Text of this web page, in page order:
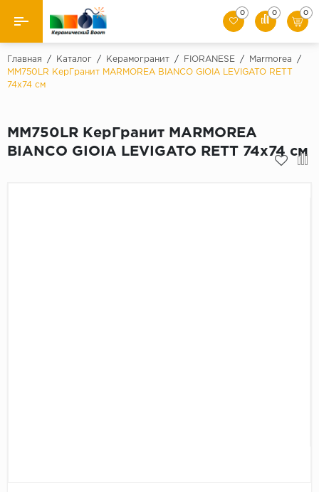
Назад
Производители
Керамогранит
0 0 0
Главная / Каталог / Керамогранит / FIORANESE / Marmorea
/
MM750LR КерГранит MARMOREA BIANCO GIOIA LEVIGATO RETT
74x74 см
MM750LR КерГранит MARMOREA
BIANCO GIOIA LEVIGATO RETT 74x74 см